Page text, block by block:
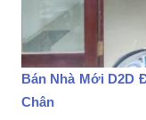
Bán Nhà Mới D2D
Chân